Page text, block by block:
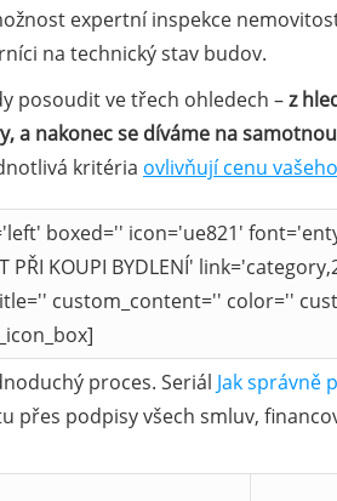
expertní inspekce
na technický stav budov.
posoudit ve třech ohledech –z
a nakonec se díváme na
kritéria ovlivňují cenu
boxed='' icon='ue821'
PŘI KOUPI BYDLENÍ'
custom_content='' color=''
proces. Seriál Jak správně
přes podpisy všech smluv,